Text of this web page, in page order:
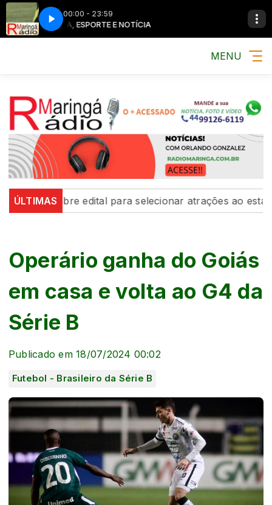
00:00 - 23:59
MÚSICA, ESPORTE E NOTÍCIA MÚSICA,
MENU
ÚLTIMAS
abre edital para selecionar atrações ao estande na
Operário ganha do Goiás
em casa e volta ao G4 da
Série B
Publicado em 18/07/2024 00:02
Futebol - Brasileiro da Série B